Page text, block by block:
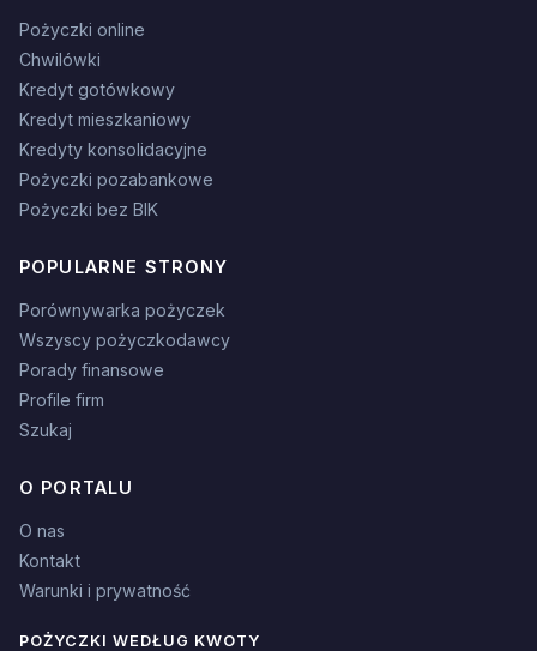
Pożyczki online
Chwilówki
Kredyt gotówkowy
Kredyt mieszkaniowy
Kredyty konsolidacyjne
Pożyczki pozabankowe
Pożyczki bez BIK
POPULARNE STRONY
Porównywarka pożyczek
Wszyscy pożyczkodawcy
Porady finansowe
Profile firm
Szukaj
O PORTALU
O nas
Kontakt
Warunki i prywatność
POŻYCZKI WEDŁUG KWOTY